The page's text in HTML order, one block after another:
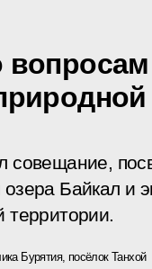
совещание,
Байкал и
территории.
Бурятия, посёлок Танхой